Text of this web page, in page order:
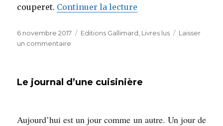
couperet. Continuer la lecture
Publié
le
6 novembre 2017 Catégories
Editions Gallimard Livres lus
Laisser
un commentaire
d’Alexandre
Gallimard)
Le journal d’une cuisinière
Aujourd’hui est un jour comme un autre. Un jour de